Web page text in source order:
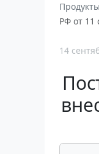
РФ от 11
14